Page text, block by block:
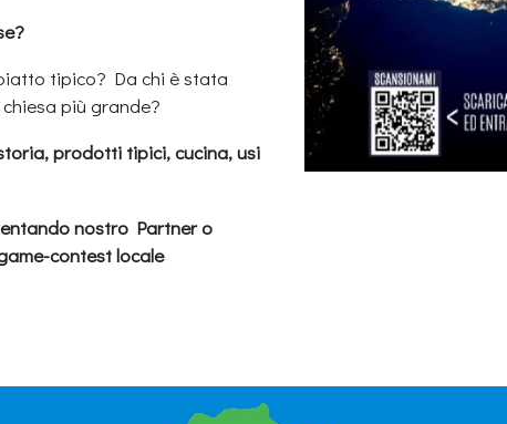
tipico? Da chi è stata
più grande?
prodotti tipici, cucina, usi
nostro Partner o
contest locale